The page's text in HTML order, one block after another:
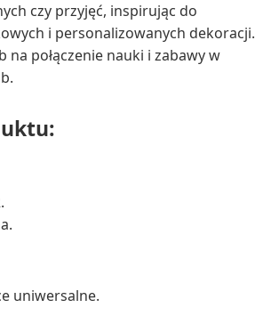
czy przyjęć, inspirując do
i personalizowanych dekoracji.
na połączenie nauki i zabawy w
uniwersalne.